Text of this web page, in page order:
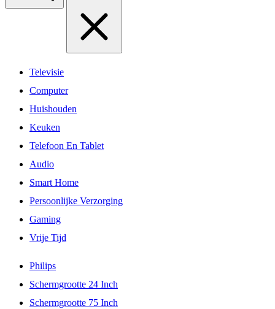
Televisie
Computer
Huishouden
Keuken
Telefoon En Tablet
Audio
Smart Home
Persoonlijke Verzorging
Gaming
Vrije Tijd
Philips
Schermgrootte 24 Inch
Schermgrootte 75 Inch